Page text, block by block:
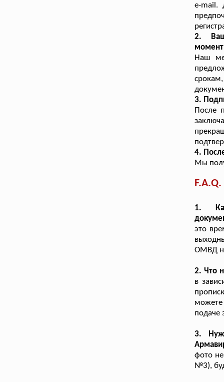
e-mail.
2.
Наш
3.
После
4.
Мы
F.A.Q.
1.
это
ОМВД
2. Что
в
подаче
3.
фото
№3),